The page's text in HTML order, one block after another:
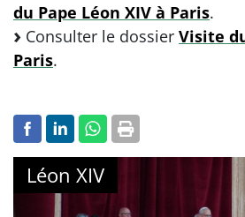
du Pape Léon XIV à Paris.
Consulter le dossier Visite
Paris.
Léon XIV